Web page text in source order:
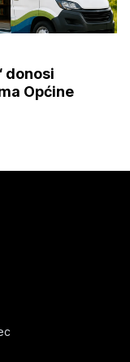
donosi
Općine